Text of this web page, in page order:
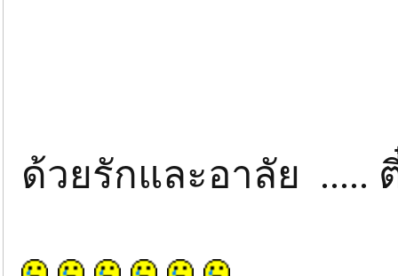
ด้วยรักและอาลัย .....